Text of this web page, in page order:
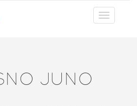
JUNO